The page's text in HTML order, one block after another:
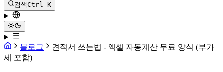
검색Ctrl K
블로그
견적서 쓰는법 - 엑셀 자동계산 무료 양식 (부가
세 포함)